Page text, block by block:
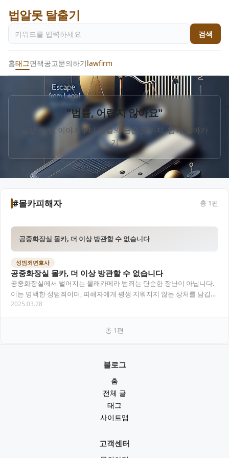
법알못 탈출기
검색
홈태그면책공고문의하기lawfirm
"법률, 어렵지 않아요"
일상 속 법 이야기부터 판결의 숨은 뜻까지, 함께 알아가
기
#몰카피해자 총 1편
공중화장실 몰카, 더 이상 방관할 수 없습니다
성범죄변호사
공중화장실 몰카, 더 이상 방관할 수 없습니다
공중화장실에서 벌어지는 몰래카메라 범죄는 단순한 장난이 아닙니다.
이는 명백한 성범죄이며, 피해자에게 평생 지워지지 않는 상처를 남깁니
다. 이 글에서는 공중화장실 몰카 범죄의 정의…
2025.03.28
총 1편
블로그
홈
전체 글
태그
사이트맵
고객센터